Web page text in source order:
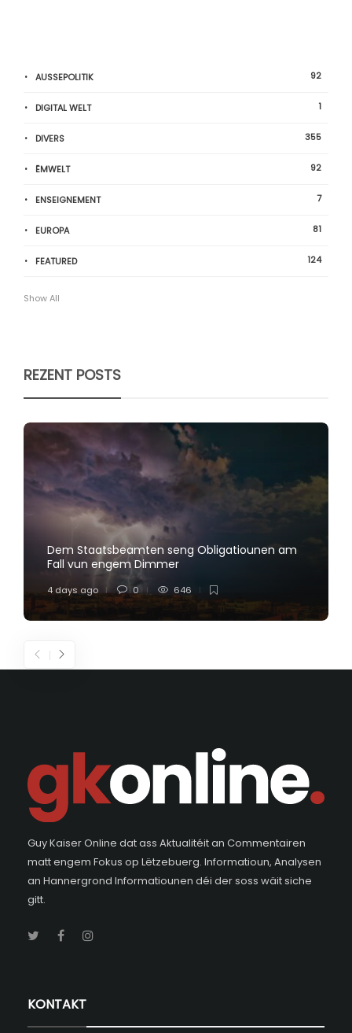
AUSSEPOLITIK 92
DIGITAL WELT 1
DIVERS 355
ËMWELT 92
ENSEIGNEMENT 7
EUROPA 81
FEATURED 124
Show All
REZENT POSTS
Dem Staatsbeamten seng Obligatiounen am
Fall vun engem Dimmer
4 days ago 0 646
Guy Kaiser Online dat ass Aktualitéit an Commentairen
matt engem Fokus op Lëtzebuerg. Informatioun, Analysen
an Hannergrond Informatiounen déi der soss wäit siche
gitt.
KONTAKT